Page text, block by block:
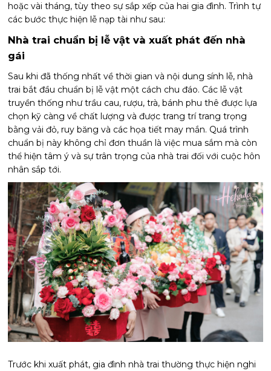
hoặc vài tháng, tùy theo sự sắp xếp của hai gia đình. Trình tự
các bước thực hiện lễ nạp tài như sau:
Nhà trai chuẩn bị lễ vật và xuất phát đến nhà
gái
Sau khi đã thống nhất về thời gian và nội dung sính lễ, nhà
trai bắt đầu chuẩn bị lễ vật một cách chu đáo. Các lễ vật
truyền thống như trầu cau, rượu, trà, bánh phu thê được lựa
chọn kỹ càng về chất lượng và được trang trí trang trọng
bằng vải đỏ, ruy băng và các họa tiết may mắn. Quá trình
chuẩn bị này không chỉ đơn thuần là việc mua sắm mà còn
thể hiện tâm ý và sự trân trọng của nhà trai đối với cuộc hôn
nhân sắp tới.
Trước khi xuất phát, gia đình nhà trai thường thực hiện nghi